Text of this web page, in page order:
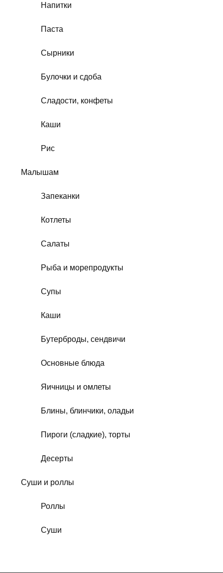
Напитки
Паста
Сырники
Булочки и сдоба
Сладости, конфеты
Каши
Рис
Малышам
Запеканки
Котлеты
Салаты
Рыба и морепродукты
Супы
Каши
Бутерброды, сендвичи
Основные блюда
Яичницы и омлеты
Блины, блинчики, оладьи
Пироги (сладкие), торты
Десерты
Суши и роллы
Роллы
Суши